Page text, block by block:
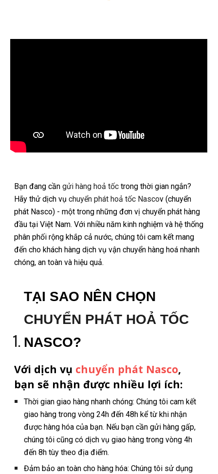
Bạn đang cầngửi hàng hoả tốc trong thời gian ngắn?
Hãy thử dịch vụchuyển phát hoả tốc Nascov (chuyển
phát Nasco) - một trong những đơn vị chuyển phát hàng
đầu tại Việt Nam. Với nhiều năm kinh nghiệm và hệ thống
phân phối rộng khắp cả nước, chúng tôi cam kết mang
đến cho khách hàng dịch vụ vận chuyển hàng hoá nhanh
chóng, an toàn và hiệu quả.
TẠI SAO NÊN CHỌN
CHUYỂN PHÁT HOẢ TỐC
NASCO?
Với dịch vụ chuyển phát Nasco,
bạn sẽ nhận được nhiều lợi ích:
Thời gian giao hàng nhanh chóng: Chúng tôi cam kết
giao hàng trong vòng 24h đến 48h kể từ khi nhận
được hàng hóa của bạn. Nếu bạn cần gửi hàng gấp,
chúng tôi cũng có dịch vụ giao hàng trong vòng 4h
đến 8h tùy theo địa điểm.
Đảm bảo an toàn cho hàng hóa: Chúng tôi sử dụng